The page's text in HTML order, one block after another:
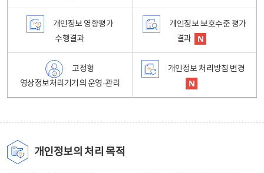
개인정보 영향평가
수행결과
개인정보 보호수준 평가
결과
고정형
영상정보처리기기의 운영·관리
개인정보 처리방침 변경
개인정보의 처리 목적